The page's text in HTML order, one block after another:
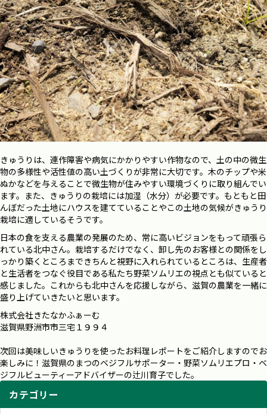
きゅうりは、連作障害や病気にかかりやすい作物なので、土の中の微生
物の多様性や活性値の高い土づくりが非常に大切です。木のチップや米
ぬかなどを与えることで微生物が住みやすい環境づくりに取り組んでい
ます。また、きゅうりの栽培には加湿（水分）が必要です。もともと田
んぼだった土地にハウスを建てていることやこの土地の気候がきゅうり
栽培に適しているそうです。
日本の食を支える農業の発展のため、常に高いビジョンをもって頑張ら
れている北中さん。栽培するだけでなく、卸し先のお客様との関係をし
っかり築くところまできちんと視野に入れられているところは、生産者
と生活者をつなぐ役目である私たち野菜ソムリエの視点とも似ていると
感じました。これからも北中さんを応援しながら、滋賀の農業を一緒に
盛り上げていきたいと思います。
株式会社きたなかふぁーむ
滋賀県野洲市市三宅１９９４
次回は美味しいきゅうりを使ったお料理レポートをご紹介しますのでお
楽しみに！ 滋賀県のまつのベジフルサポーター・野菜ソムリエプロ・ベ
ジフルビューティーアドバイザーの辻川育子でした。
カテゴリー